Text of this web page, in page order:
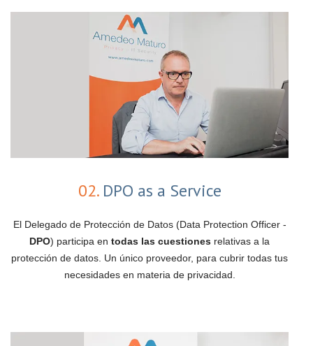
02.DPO as a Service
El Delegado de Protección de Datos (Data Protection Officer -
DPO) participa en todas las cuestiones relativas a la
protección de datos. Un único proveedor, para cubrir todas tus
necesidades en materia de privacidad.